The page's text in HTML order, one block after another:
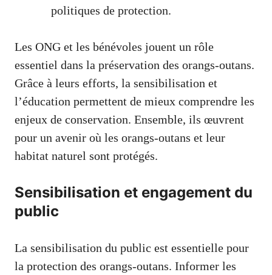
politiques de protection.
Les ONG et les bénévoles jouent un rôle
essentiel dans la préservation des orangs-outans.
Grâce à leurs efforts, la sensibilisation et
l’éducation permettent de mieux comprendre les
enjeux de conservation. Ensemble, ils œuvrent
pour un avenir où les orangs-outans et leur
habitat naturel sont protégés.
Sensibilisation et engagement du
public
La sensibilisation du public est essentielle pour
la protection des orangs-outans. Informer les